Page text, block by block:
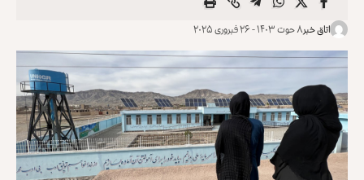
اتاق خبر۸ حوت ۱۴۰۳ - ۲۶ فبروری ۲۰۲۵